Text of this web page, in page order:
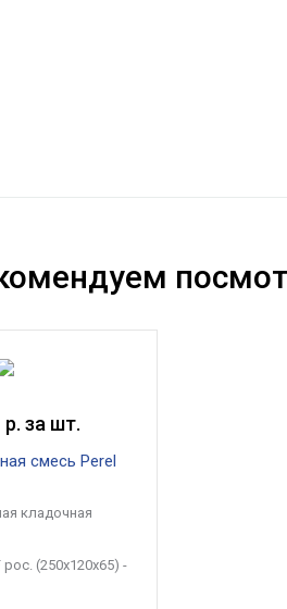
р. за шт.
смесь Perel
кладочная
(250x120x65) -